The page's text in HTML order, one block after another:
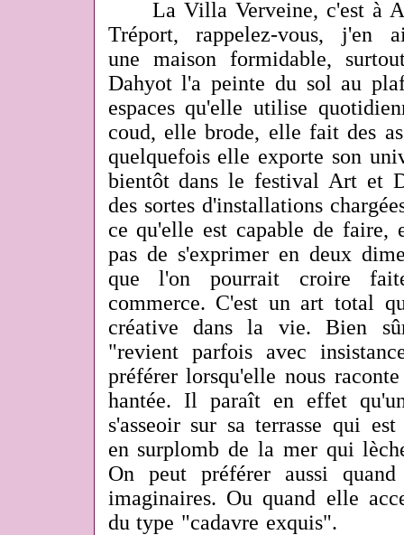
La Villa Verveine, c'est à
Tréport, rappelez-vous, j'en
une maison formidable,
Dahyot l'a peinte du sol au
espaces qu'elle utilise
coud, elle brode, elle fait des
quelquefois elle exporte son
bientôt dans le festival Art et
des sortes d'installations
ce qu'elle est capable de faire,
pas de s'exprimer en deux
que l'on pourrait croire
commerce. C'est un art total
créative dans la vie. Bien
"revient parfois avec
préférer lorsqu'elle nous
hantée. Il paraît en effet
s'asseoir sur sa terrasse qui
en surplomb de la mer qui
On peut préférer aussi
imaginaires. Ou quand elle
du type "cadavre exquis".